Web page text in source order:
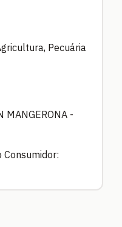
Pecuária
MANGERONA -
Consumidor: